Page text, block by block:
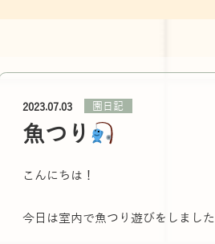
2023.07.03 園日記
魚つり
こんにちは！
今日は室内で魚つり遊びをしました